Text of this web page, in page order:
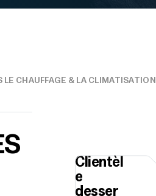
CHAUFFAGE & LA CLIMATISATION
Clientèl
e
desser